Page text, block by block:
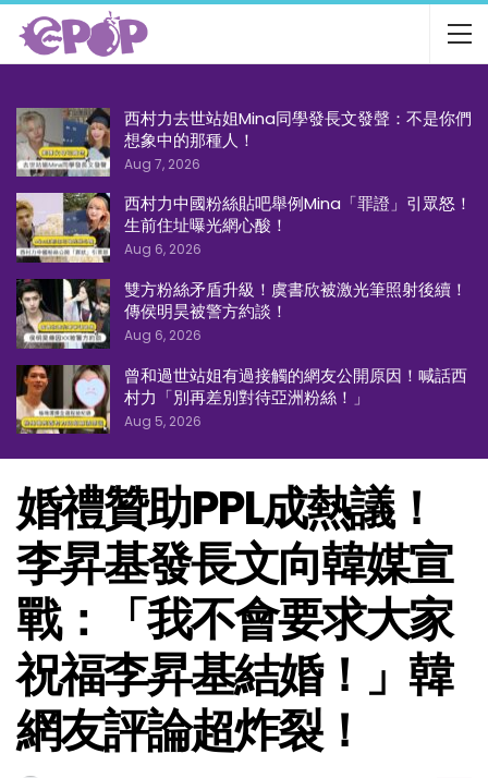
西村力去世站姐Mina同學發長文發聲：不是你們
想象中的那種人！
Aug 7, 2026
西村力中國粉絲貼吧舉例Mina「罪證」引眾怒！
生前住址曝光網心酸！
Aug 6, 2026
雙方粉絲矛盾升級！虞書欣被激光筆照射後續！
傳侯明昊被警方約談！
Aug 6, 2026
曾和過世站姐有過接觸的網友公開原因！喊話西
村力「別再差別對待亞洲粉絲！」
Aug 5, 2026
婚禮贊助PPL成熱議！
李昇基發長文向韓媒宣
戰：「我不會要求大家
祝福李昇基結婚！」韓
網友評論超炸裂！